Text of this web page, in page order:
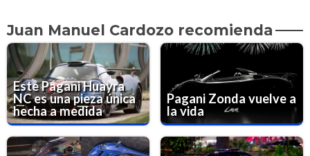
Juan Manuel Cardozo recomienda
Este Pagani Huayra
NC es una pieza única
hecha a medida
Pagani Zonda vuelve a
la vida